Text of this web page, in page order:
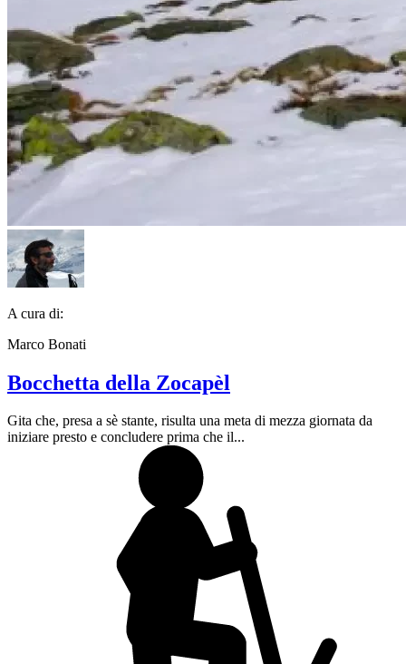
A cura di:
Marco Bonati
Bocchetta della Zocapèl
Gita che, presa a sè stante, risulta una meta di mezza giornata da
iniziare presto e concludere prima che il...